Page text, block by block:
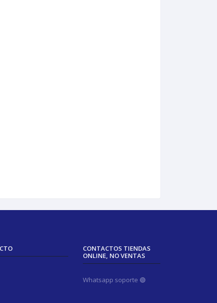
CONTACTOS TIENDAS
ONLINE, NO VENTAS
Whatsapp soporte 🟢